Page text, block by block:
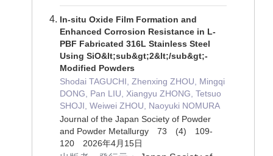
In-situ Oxide Film Formation and
Enhanced Corrosion Resistance in L-
PBF Fabricated 316L Stainless Steel
Using SiO&lt;sub&gt;2&lt;/sub&gt;-
Modified Powders
Shodai TAGUCHI, Zhenxing ZHOU, Mingqi
DONG, Pan LIU, Xiangyu ZHONG, Tetsuo
SHOJI, Weiwei ZHOU, Naoyuki NOMURA
Journal of the Japan Society of Powder
and Powder Metallurgy 73 (4) 109-
120 2026年4月15日